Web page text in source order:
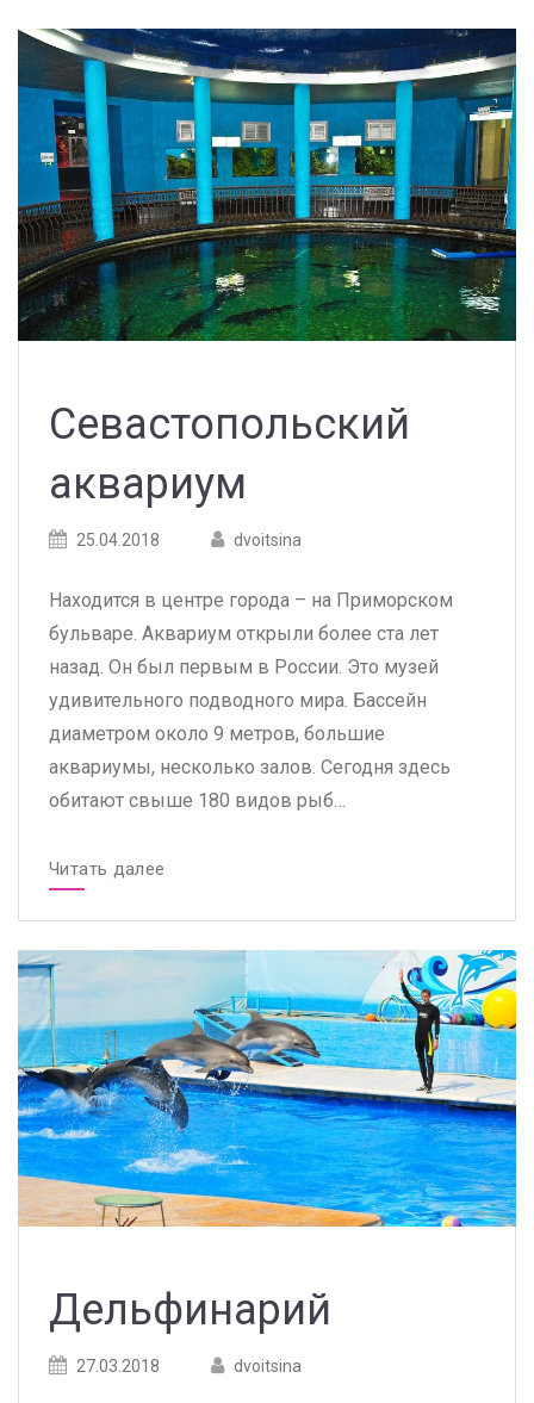
Севастопольский
аквариум
Posted25.04.2018
Posteddvoitsina
Находится в центре города – на Приморском
бульваре. Аквариум открыли более ста лет
назад. Он был первым в России. Это музей
удивительного подводного мира. Бассейн
диаметром около 9 метров, большие
аквариумы, несколько залов. Сегодня здесь
обитают свыше 180 видов рыб…
Читать далее
Дельфинарий
Posted27.03.2018
Posteddvoitsina